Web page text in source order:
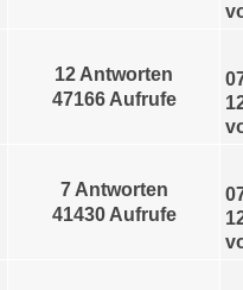
12 Antworten
47166 Aufrufe
7 Antworten
41430 Aufrufe